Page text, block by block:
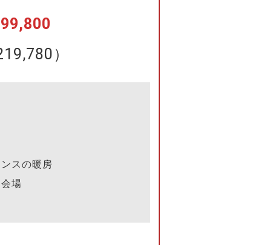
）
スの暖房
場